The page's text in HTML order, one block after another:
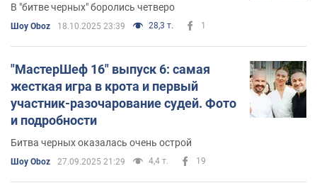
В "битве черных" боролись четверо
Шоу Oboz 18.10.2025 23:39 28,3 т. 1
"МастерШеф 16" выпуск 6: самая
жесткая игра в крота и первый
участник-разочарование судей. Фото
и подробности
Битва черных оказалась очень острой
Шоу Oboz 27.09.2025 21:29 4,4 т. 19